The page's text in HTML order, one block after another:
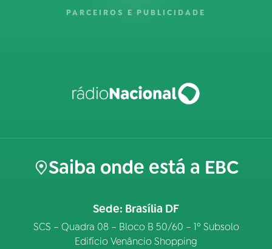
PARCEIROS E PUBLICIDADE
Saiba onde está a EBC
Sede: Brasília DF
SCS – Quadra 08 – Bloco B 50/60 – 1º Subsolo
Edifício Venâncio Shopping